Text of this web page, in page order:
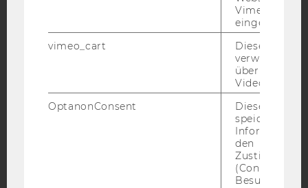
BARRIEREFREIHEITSERKLÄRUNG WEBSEITE
DATENSCHUTZERKLÄRUNG
DATENSCHUTZERKLÄRUNG SOCIAL MEDIA
STUDIENBEWERBER*INNEN UND STUDIERENDE
Vimeo-Video
eingebettet
vimeo_cart
Dieses
verwendet,
überprüfen,
Video
OptanonConsent
Dieses Cookie
speichert
den
(Consent)
Besuchers.